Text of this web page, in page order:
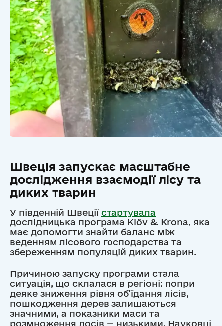
Швеція запускає масштабне
дослідження взаємодії лісу та
диких тварин
У південній Швеції стартувала
дослідницька програма Klöv & Krona, яка
має допомогти знайти баланс між
веденням лісового господарства та
збереженням популяцій диких тварин.
Причиною запуску програми стала
ситуація, що склалася в регіоні: попри
деяке зниження рівня об’їдання лісів,
пошкодження дерев залишаються
значними, а показники маси та
розмноження лосів — низькими. Науковці